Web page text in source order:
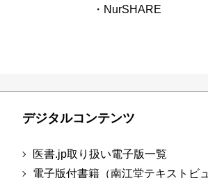
・NurSHARE
デジタルコンテンツ
医書.jp取り扱い電子版一覧
電子版付書籍（南江堂テキストビュ